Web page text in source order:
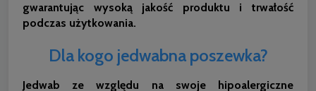
gwarantując wysoką jakość produktu i trwałość
podczas użytkowania.
Dla kogo jedwabna poszewka?
Jedwab ze względu na swoje hipoalergiczne